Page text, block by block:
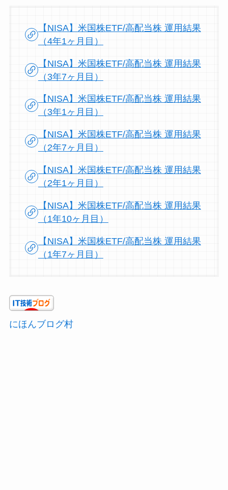
【NISA】米国株ETF/高配当株 運用結果
（4年1ヶ月目）
【NISA】米国株ETF/高配当株 運用結果
（3年7ヶ月目）
【NISA】米国株ETF/高配当株 運用結果
（3年1ヶ月目）
【NISA】米国株ETF/高配当株 運用結果
（2年7ヶ月目）
【NISA】米国株ETF/高配当株 運用結果
（2年1ヶ月目）
【NISA】米国株ETF/高配当株 運用結果
（1年10ヶ月目）
【NISA】米国株ETF/高配当株 運用結果
（1年7ヶ月目）
にほんブログ村